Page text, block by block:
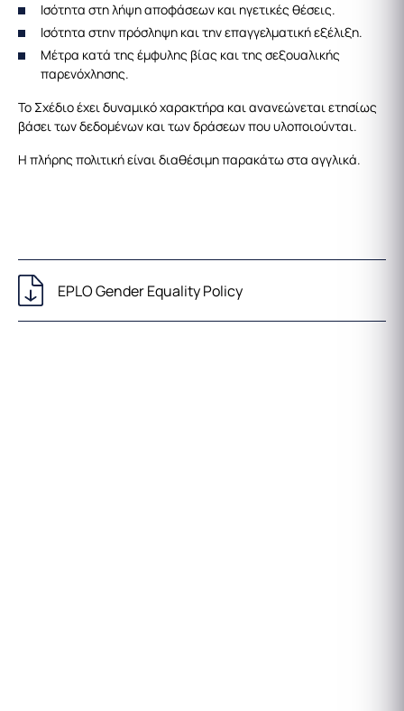
Ισότητα στη λήψη αποφάσεων και ηγετικές θέσεις.
Ισότητα στην πρόσληψη και την επαγγελματική εξέλιξη.
Μέτρα κατά της έμφυλης βίας και της σεξουαλικής
παρενόχλησης.
Το Σχέδιο έχει δυναμικό χαρακτήρα και ανανεώνεται ετησίως
βάσει των δεδομένων και των δράσεων που υλοποιούνται.
Η πλήρης πολιτική είναι διαθέσιμη παρακάτω στα αγγλικά.
EPLO Gender Equality Policy